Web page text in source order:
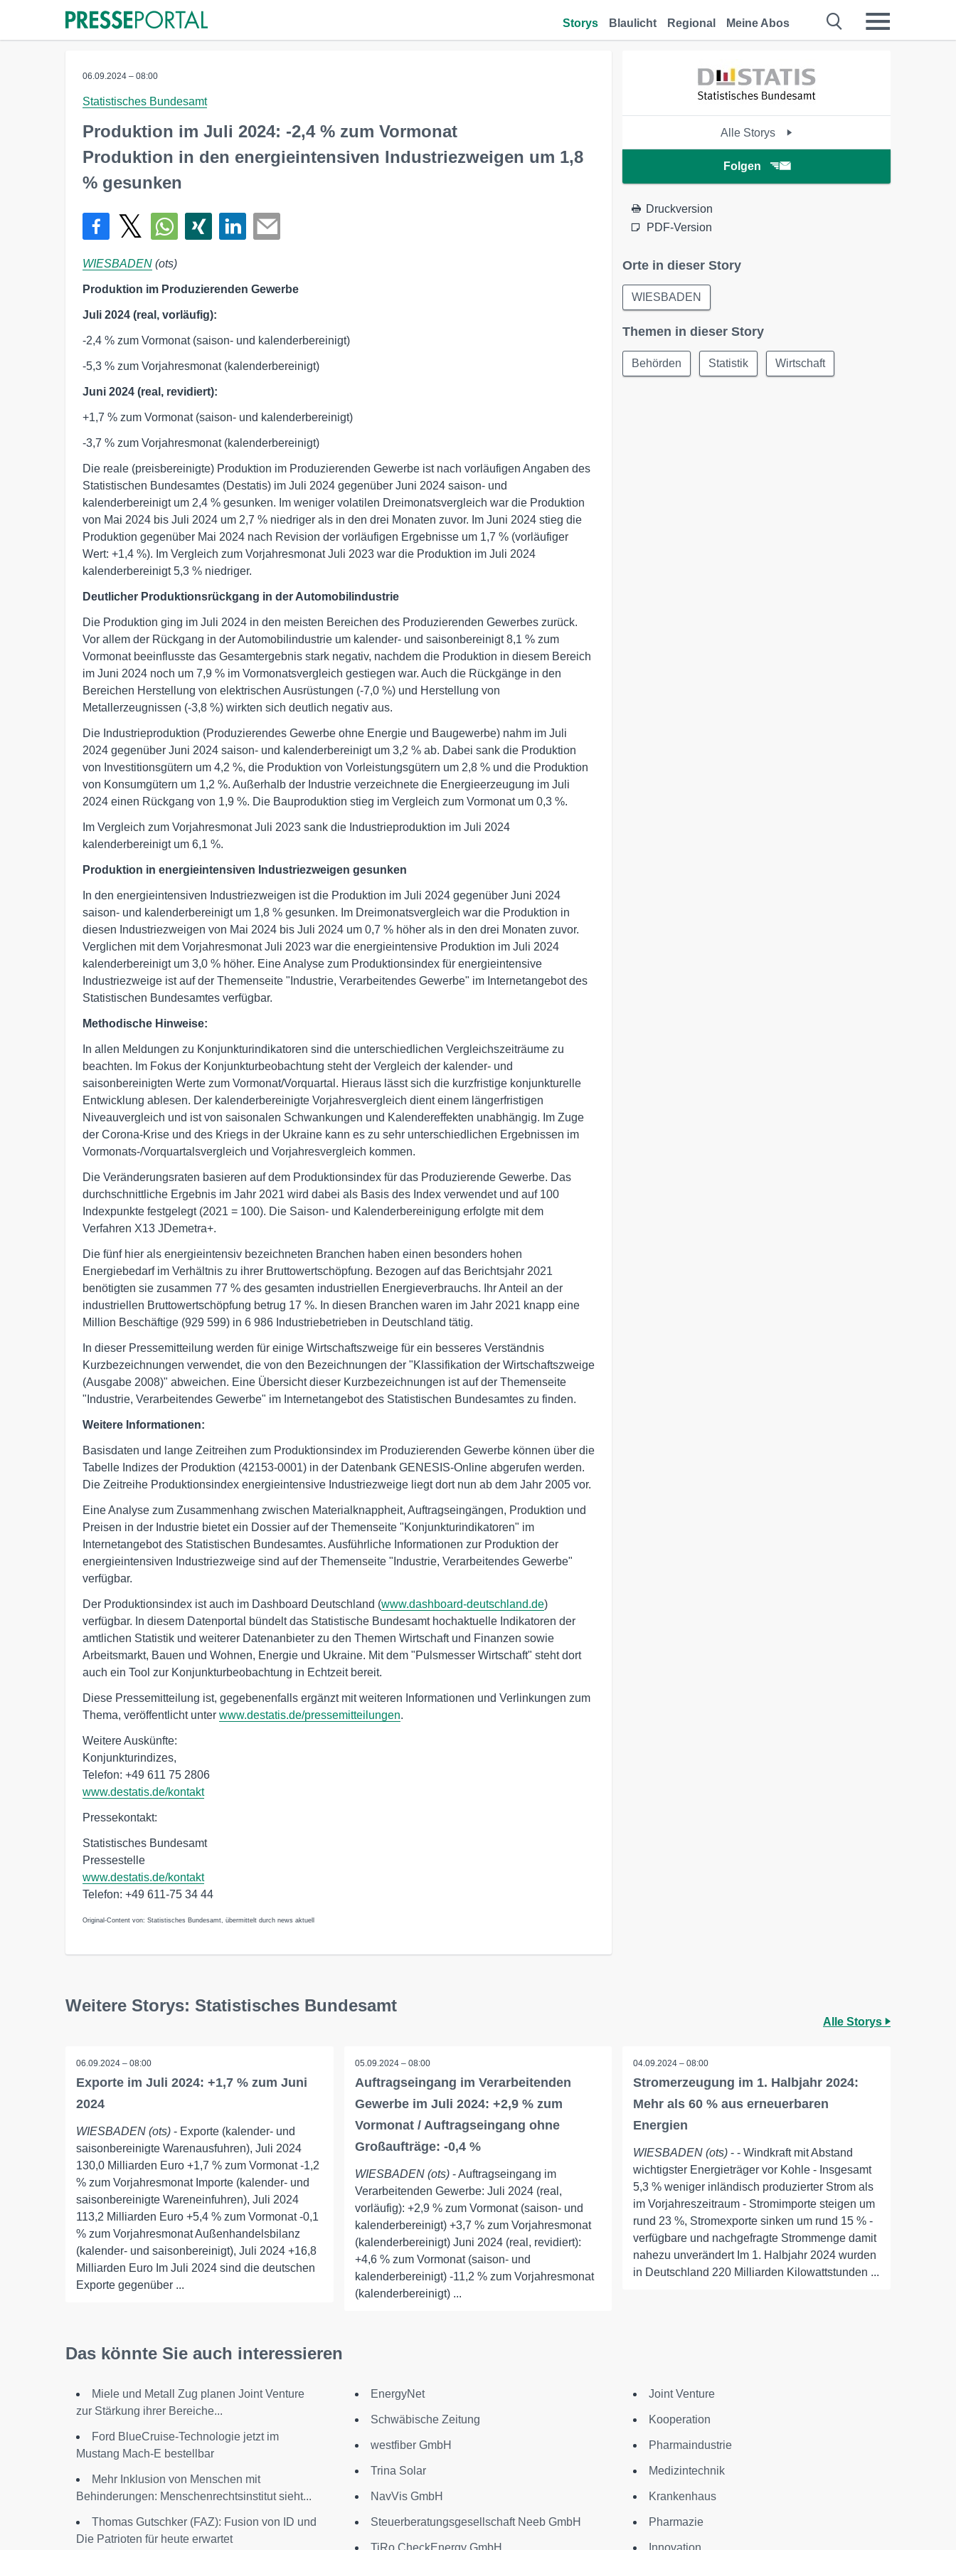
Storys Blaulicht Regional Meine Abos
06.09.2024 – 08:00
Statistisches Bundesamt
Produktion im Juli 2024: -2,4 % zum Vormonat
Produktion in den energieintensiven Industriezweigen um 1,8
% gesunken
WIESBADEN (ots)
Produktion im Produzierenden Gewerbe
Juli 2024 (real, vorläufig):
-2,4 % zum Vormonat (saison- und kalenderbereinigt)
-5,3 % zum Vorjahresmonat (kalenderbereinigt)
Juni 2024 (real, revidiert):
+1,7 % zum Vormonat (saison- und kalenderbereinigt)
-3,7 % zum Vorjahresmonat (kalenderbereinigt)
Die reale (preisbereinigte) Produktion im Produzierenden Gewerbe ist nach vorläufigen Angaben des
Statistischen Bundesamtes (Destatis) im Juli 2024 gegenüber Juni 2024 saison- und
kalenderbereinigt um 2,4 % gesunken. Im weniger volatilen Dreimonatsvergleich war die Produktion
von Mai 2024 bis Juli 2024 um 2,7 % niedriger als in den drei Monaten zuvor. Im Juni 2024 stieg die
Produktion gegenüber Mai 2024 nach Revision der vorläufigen Ergebnisse um 1,7 % (vorläufiger
Wert: +1,4 %). Im Vergleich zum Vorjahresmonat Juli 2023 war die Produktion im Juli 2024
kalenderbereinigt 5,3 % niedriger.
Deutlicher Produktionsrückgang in der Automobilindustrie
Die Produktion ging im Juli 2024 in den meisten Bereichen des Produzierenden Gewerbes zurück.
Vor allem der Rückgang in der Automobilindustrie um kalender- und saisonbereinigt 8,1 % zum
Vormonat beeinflusste das Gesamtergebnis stark negativ, nachdem die Produktion in diesem Bereich
im Juni 2024 noch um 7,9 % im Vormonatsvergleich gestiegen war. Auch die Rückgänge in den
Bereichen Herstellung von elektrischen Ausrüstungen (-7,0 %) und Herstellung von
Metallerzeugnissen (-3,8 %) wirkten sich deutlich negativ aus.
Die Industrieproduktion (Produzierendes Gewerbe ohne Energie und Baugewerbe) nahm im Juli
2024 gegenüber Juni 2024 saison- und kalenderbereinigt um 3,2 % ab. Dabei sank die Produktion
von Investitionsgütern um 4,2 %, die Produktion von Vorleistungsgütern um 2,8 % und die Produktion
von Konsumgütern um 1,2 %. Außerhalb der Industrie verzeichnete die Energieerzeugung im Juli
2024 einen Rückgang von 1,9 %. Die Bauproduktion stieg im Vergleich zum Vormonat um 0,3 %.
Im Vergleich zum Vorjahresmonat Juli 2023 sank die Industrieproduktion im Juli 2024
kalenderbereinigt um 6,1 %.
Produktion in energieintensiven Industriezweigen gesunken
In den energieintensiven Industriezweigen ist die Produktion im Juli 2024 gegenüber Juni 2024
saison- und kalenderbereinigt um 1,8 % gesunken. Im Dreimonatsvergleich war die Produktion in
diesen Industriezweigen von Mai 2024 bis Juli 2024 um 0,7 % höher als in den drei Monaten zuvor.
Verglichen mit dem Vorjahresmonat Juli 2023 war die energieintensive Produktion im Juli 2024
kalenderbereinigt um 3,0 % höher. Eine Analyse zum Produktionsindex für energieintensive
Industriezweige ist auf der Themenseite "Industrie, Verarbeitendes Gewerbe" im Internetangebot des
Statistischen Bundesamtes verfügbar.
Methodische Hinweise:
In allen Meldungen zu Konjunkturindikatoren sind die unterschiedlichen Vergleichszeiträume zu
beachten. Im Fokus der Konjunkturbeobachtung steht der Vergleich der kalender- und
saisonbereinigten Werte zum Vormonat/Vorquartal. Hieraus lässt sich die kurzfristige konjunkturelle
Entwicklung ablesen. Der kalenderbereinigte Vorjahresvergleich dient einem längerfristigen
Niveauvergleich und ist von saisonalen Schwankungen und Kalendereffekten unabhängig. Im Zuge
der Corona-Krise und des Kriegs in der Ukraine kann es zu sehr unterschiedlichen Ergebnissen im
Vormonats-/Vorquartalsvergleich und Vorjahresvergleich kommen.
Die Veränderungsraten basieren auf dem Produktionsindex für das Produzierende Gewerbe. Das
durchschnittliche Ergebnis im Jahr 2021 wird dabei als Basis des Index verwendet und auf 100
Indexpunkte festgelegt (2021 = 100). Die Saison- und Kalenderbereinigung erfolgte mit dem
Verfahren X13 JDemetra+.
Die fünf hier als energieintensiv bezeichneten Branchen haben einen besonders hohen
Energiebedarf im Verhältnis zu ihrer Bruttowertschöpfung. Bezogen auf das Berichtsjahr 2021
benötigten sie zusammen 77 % des gesamten industriellen Energieverbrauchs. Ihr Anteil an der
industriellen Bruttowertschöpfung betrug 17 %. In diesen Branchen waren im Jahr 2021 knapp eine
Million Beschäftige (929 599) in 6 986 Industriebetrieben in Deutschland tätig.
In dieser Pressemitteilung werden für einige Wirtschaftszweige für ein besseres Verständnis
Kurzbezeichnungen verwendet, die von den Bezeichnungen der "Klassifikation der Wirtschaftszweige
(Ausgabe 2008)" abweichen. Eine Übersicht dieser Kurzbezeichnungen ist auf der Themenseite
"Industrie, Verarbeitendes Gewerbe" im Internetangebot des Statistischen Bundesamtes zu finden.
Weitere Informationen:
Basisdaten und lange Zeitreihen zum Produktionsindex im Produzierenden Gewerbe können über die
Tabelle Indizes der Produktion (42153-0001) in der Datenbank GENESIS-Online abgerufen werden.
Die Zeitreihe Produktionsindex energieintensive Industriezweige liegt dort nun ab dem Jahr 2005 vor.
Eine Analyse zum Zusammenhang zwischen Materialknappheit, Auftragseingängen, Produktion und
Preisen in der Industrie bietet ein Dossier auf der Themenseite "Konjunkturindikatoren" im
Internetangebot des Statistischen Bundesamtes. Ausführliche Informationen zur Produktion der
energieintensiven Industriezweige sind auf der Themenseite "Industrie, Verarbeitendes Gewerbe"
verfügbar.
Der Produktionsindex ist auch im Dashboard Deutschland (www.dashboard-deutschland.de)
verfügbar. In diesem Datenportal bündelt das Statistische Bundesamt hochaktuelle Indikatoren der
amtlichen Statistik und weiterer Datenanbieter zu den Themen Wirtschaft und Finanzen sowie
Arbeitsmarkt, Bauen und Wohnen, Energie und Ukraine. Mit dem "Pulsmesser Wirtschaft" steht dort
auch ein Tool zur Konjunkturbeobachtung in Echtzeit bereit.
Diese Pressemitteilung ist, gegebenenfalls ergänzt mit weiteren Informationen und Verlinkungen zum
Thema, veröffentlicht unter www.destatis.de/pressemitteilungen.
Weitere Auskünfte:
Konjunkturindizes,
www.destatis.de/kontakt
Pressekontakt:
Statistisches Bundesamt
Pressestelle
www.destatis.de/kontakt
Telefon: +49 611-75 34 44
Original-Content von: Statistisches Bundesamt, übermittelt durch news aktuell
Alle Storys
Folgen
Druckversion
PDF-Version
Orte in dieser Story
WIESBADEN
Themen in dieser Story
Behörden Statistik Wirtschaft
Weitere Storys: Statistisches Bundesamt
Alle Storys
06.09.2024 – 08:00
Exporte im Juli 2024: +1,7 % zum Juni
2024
WIESBADEN (ots) - Exporte (kalender- und
saisonbereinigte Warenausfuhren), Juli 2024
130,0 Milliarden Euro +1,7 % zum Vormonat -1,2
% zum Vorjahresmonat Importe (kalender- und
saisonbereinigte Wareneinfuhren), Juli 2024
113,2 Milliarden Euro +5,4 % zum Vormonat -0,1
% zum Vorjahresmonat Außenhandelsbilanz
(kalender- und saisonbereinigt), Juli 2024 +16,8
Milliarden Euro Im Juli 2024 sind die deutschen
Exporte gegenüber ...
05.09.2024 – 08:00
Auftragseingang im Verarbeitenden
Gewerbe im Juli 2024: +2,9 % zum
Vormonat / Auftragseingang ohne
Großaufträge: -0,4 %
WIESBADEN (ots)- Auftragseingang im
Verarbeitenden Gewerbe: Juli 2024 (real,
vorläufig): +2,9 % zum Vormonat (saison- und
kalenderbereinigt) +3,7 % zum Vorjahresmonat
(kalenderbereinigt) Juni 2024 (real, revidiert):
+4,6 % zum Vormonat (saison- und
kalenderbereinigt) -11,2 % zum Vorjahresmonat
(kalenderbereinigt) ...
04.09.2024 – 08:00
Stromerzeugung im 1. Halbjahr 2024:
Mehr als 60 % aus erneuerbaren
Energien
WIESBADEN (ots) - - Windkraft mit Abstand
wichtigster Energieträger vor Kohle - Insgesamt
5,3 % weniger inländisch produzierter Strom als
im Vorjahreszeitraum - Stromimporte steigen um
rund 23 %, Stromexporte sinken um rund 15 % -
verfügbare und nachgefragte Strommenge damit
nahezu unverändert Im 1. Halbjahr 2024 wurden
in Deutschland 220 Milliarden Kilowattstunden ...
Das könnte Sie auch interessieren
Miele und Metall Zug planen Joint Venture
zur Stärkung ihrer Bereiche...
Ford BlueCruise-Technologie jetzt im
Mustang Mach-E bestellbar
Mehr Inklusion von Menschen mit
Behinderungen: Menschenrechtsinstitut sieht...
Thomas Gutschker (FAZ): Fusion von ID und
Die Patrioten für heute erwartet
EnergyNet
Schwäbische Zeitung
westfiber GmbH
Trina Solar
NavVis GmbH
Steuerberatungsgesellschaft Neeb GmbH
TiRo CheckEnergy GmbH
Joint Venture
Kooperation
Pharmaindustrie
Medizintechnik
Krankenhaus
Pharmazie
Innovation